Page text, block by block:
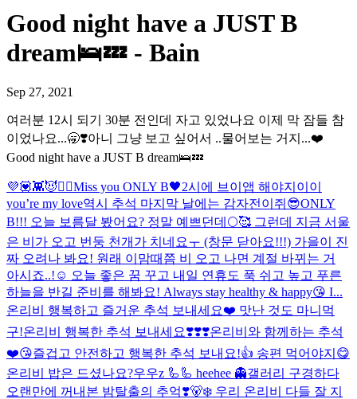
Good night have a JUST B
dream🛌💤 - Bain
Sep 27, 2021
여러분 12시 되기 30분 전인데 자고 있었나요 이제 막 잠들 참
이었나요...🥱❣️아니 그냥 보고 싶어서 ..물어보는 거지...❤️
Good night have a JUST B dream🛌💤
💜💟👾😈🙆‍♀️Miss you ONLY B🖤2시에 브이앱 해야지이이
you’re my love역시 추석 마지막 날에는 감자전이쥐😎ONLY
B!!! 오늘 보름달 봤어요? 정말 예쁘던데🌕🥰 그런데 지금 서울
은 비가 오고 번둥 천개가 치네요ㅜ (창문 닫아요!!!) 가을이 진
짜 오려나 봐요! 원래 이맘때쯤 비 오고 나면 계절 바뀌는 거
아시죠..!☺️ 오늘 좋은 꿈 꾸고 내일 연휴도 푹 쉬고 높고 푸른
하늘을 반길 준비를 해봐요! Always stay healthy & happy😘 I...
온리비 행복하고 즐거운 추석 보내세요❤️ 맛난 것도 마니먹
구!온리비 행복한 추석 보내세요❣️❣️❣️온리비와 함께하는 추석
❤️😘즐겁고 안전하고 행복한 추석 보내요!👍 송편 먹어야지😋
온리비 밥은 드셨나요?우우z 🦾🦾 heehee 👻갤러리 구경하다
오랜만에 꺼내본 밤탈출의 추억❣️🐻‍❄️ 우리 온리비 다들 잘 지